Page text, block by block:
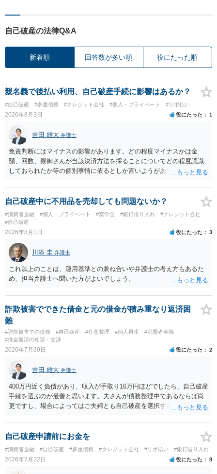
自己破産の法律Q&A
新着順 回答数が多い順 役にたった順
親名義で後払い利用、自己破産手続に影響はあるか？
#自己破産 #多重債務 #クレジット会社 #個人・プライベート #リボ払い
2026年8月3日 役にたった 1
吉田 雄大 弁護士
免責判断にはマイナスの影響があります。どの程度マイナスかは金
額、回数、親御さんが当該決済方法を採ることについてどの程度認識
しておられたか等の個別事情に依るとしか言いようがありません。 と
なって相談し、善後策を考えることをお勧めします。
自己破産中に不用品を売却しても問題ないか？
#消費者金融 #個人・プライベート #奨学金 #銀行借り入れ
#クレジット会社
#自己破産
2026年8月1日 役にたった 3
川添 圭 弁護士
これ以上のことは、運用基準との兼ね合いや弁護士の考え方もあるた
め、担当弁護士へ聞いた方がよいでしょう。
詐欺被害でできた借金と元の借金が積み重なり返済困
難
#詐欺被害での債務 #自己破産 #任意整理 #個人再生
#消費者金融
#借金返済の相談・交渉
2026年7月30日 役にたった 2
吉田 雄大 弁護士
400万円近く負債があり、収入が手取り16万円ほどでしたら、自己破産
手続を選ぶのが最善と思います。夫さんが債務整理中であるならば尚
更ですし、場合によってはご夫婦とも自己破産を選択する方法もある
自己破産申請前にお金を
#消費者金融 #自己破産 #多重債務 #クレジット会社 #リボ払い #銀行借り入れ
2026年7月22日 役にたった 8